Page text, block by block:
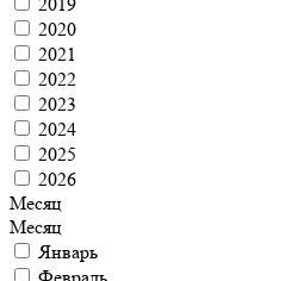
2020
2021
2022
2023
2024
2025
2026
Месяц
Месяц
Январь